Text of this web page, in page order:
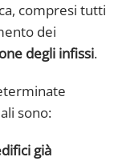
compresi tutti
dei
degli infissi.
sono:
già